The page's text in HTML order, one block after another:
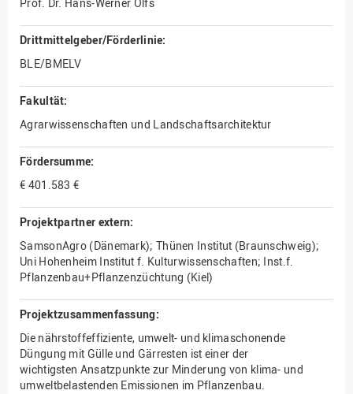
Drittmittelgeber/Förderlinie:
BLE/BMELV
Fakultät:
Agrarwissenschaften und Landschaftsarchitektur
Fördersumme:
€ 401.583 €
Projektpartner extern:
SamsonAgro (Dänemark); Thünen Institut (Braunschweig);
Uni Hohenheim Institut f. Kulturwissenschaften; Inst.f.
Pflanzenbau+Pflanzenzüchtung (Kiel)
Projektzusammenfassung:
Die nährstoffeffiziente, umwelt- und klimaschonende
Düngung mit Gülle und Gärresten ist einer der
wichtigsten Ansatzpunkte zur Minderung von klima- und
umweltbelastenden Emissionen im Pflanzenbau.